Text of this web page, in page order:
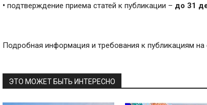
• подтверждение приема статей к публикации – до 31
Подробная информация и требования к публикациям на
ЭТО МОЖЕТ БЫТЬ ИНТЕРЕСНО